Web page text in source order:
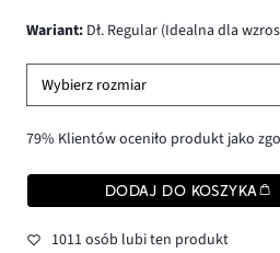
wariant: Dł. Regular (Idealna dla
Wybierz rozmiar
79% Klientów oceniło produkt jako
DODAJ DO KOSZYKA
1011 osób lubi ten produkt